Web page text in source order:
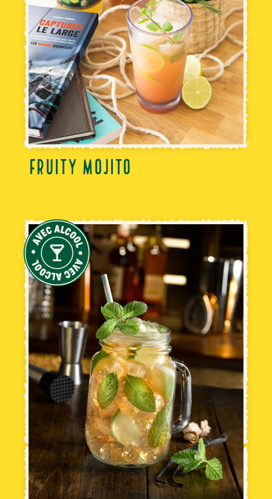
FRUITY MOJITO